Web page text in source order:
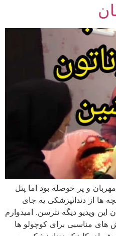
و پر حوصله بود اما پتل
ها از دندانپزشکی یه جای
این ویدیو دیگه نترسن. امیدوارم
های مناسبی برای کوچولو ها